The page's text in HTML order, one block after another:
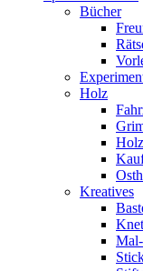
Bücher
Holz
Kreatives